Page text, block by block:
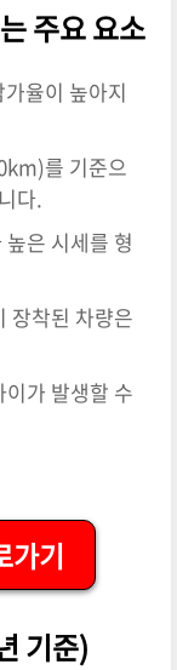
주요 요소
율이 높아지
를 기준으
다.
은 시세를 형
장착된 차량은
가 발생할 수
가기
기준)